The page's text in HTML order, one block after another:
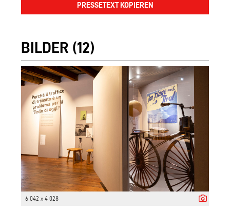
PRESSETEXT KOPIEREN
BILDER (12)
6 042 x 4 028